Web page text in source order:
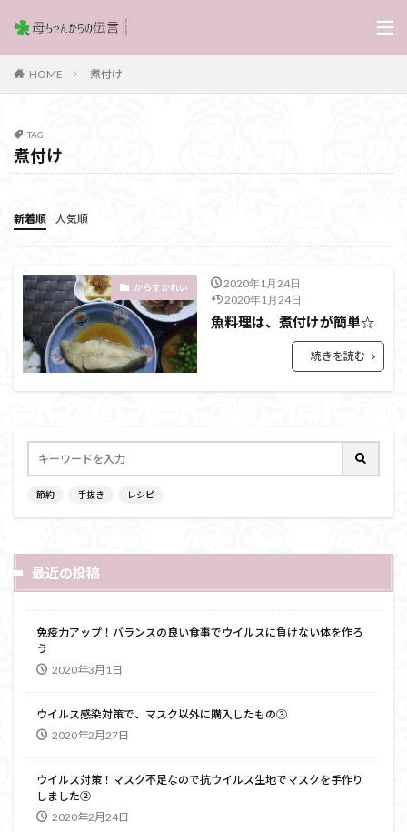
HOME 煮付け
TAG
煮付け
新着順 人気順
からすかれい
2020年1月24日
2020年1月24日
魚料理は、煮付けが簡単☆
続きを読む
節約 手抜き レシピ
最近の投稿
免疫力アップ！バランスの良い食事でウイルスに負けない体を作ろ
う
2020年3月1日
ウイルス感染対策で、マスク以外に購入したもの③
2020年2月27日
ウイルス対策！マスク不足なので抗ウイルス生地でマスクを手作り
しました②
2020年2月24日